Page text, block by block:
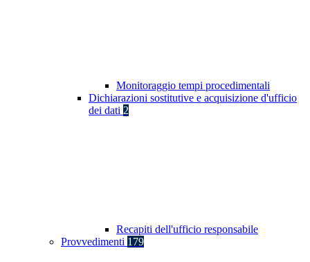
Monitoraggio tempi procedimentali
Dichiarazioni sostitutive e acquisizione d'ufficio
dei dati 2
Recapiti dell'ufficio responsabile
Provvedimenti 179